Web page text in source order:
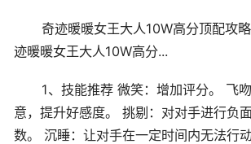
奇迹暖暖女王大人10W高分顶配攻
迹暖暖女王大人10W高分...
1、技能推荐 微笑：增加评分。 飞
意，提升好感度。 挑剔：对对手进行负
数。 沉睡：让对手在一定时间内无法行